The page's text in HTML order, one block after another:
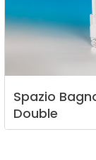
Spazio
Double